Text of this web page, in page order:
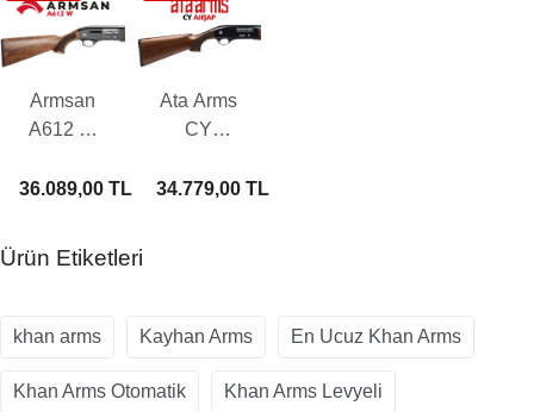
Armsan
A612 W
Av Tüfeği
36.089,00 TL
Ata Arms
CY
Otomatik
34.779,00 TL
Ürün Etiketleri
khan arms Kayhan Arms En Ucuz Khan Arms
Khan Arms Otomatik Khan Arms Levyeli